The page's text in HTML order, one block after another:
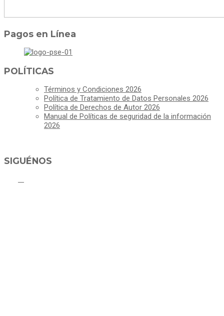
Pagos en Línea
POLÍTICAS
Términos y Condiciones 2026
Política de Tratamiento de Datos Personales 2026
Política de Derechos de Autor 2026
Manual de Políticas de seguridad de la información
2026
SIGUÉNOS